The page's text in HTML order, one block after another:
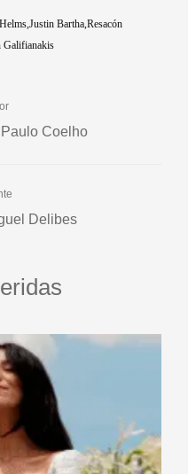
Justin Bartha Resacón
Galifianakis
Coelho
Delibes